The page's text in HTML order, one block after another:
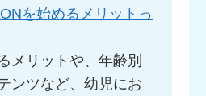
を始めるメリットっ
メリットや、年齢別
ンツなど、幼児にお